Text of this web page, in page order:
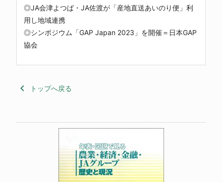
◎JA会津よつば・JA佐渡が「産地直送あいのり便」利
用し地域連携
◎シンポジウム「GAP Japan 2023」を開催＝日本GAP
協会
keyboard_arrow_left トップへ戻る